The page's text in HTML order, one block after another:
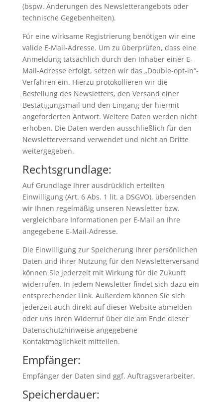
(bspw. Änderungen des Newsletterangebots oder
technische Gegebenheiten).
Für eine wirksame Registrierung benötigen wir eine
valide E-Mail-Adresse. Um zu überprüfen, dass eine
Anmeldung tatsächlich durch den Inhaber einer E-
Mail-Adresse erfolgt, setzen wir das „Double-opt-in“-
Verfahren ein. Hierzu protokollieren wir die
Bestellung des Newsletters, den Versand einer
Bestätigungsmail und den Eingang der hiermit
angeforderten Antwort. Weitere Daten werden nicht
erhoben. Die Daten werden ausschließlich für den
Newsletterversand verwendet und nicht an Dritte
weitergegeben.
Rechtsgrundlage:
Auf Grundlage Ihrer ausdrücklich erteilten
Einwilligung (Art. 6 Abs. 1 lit. a DSGVO), übersenden
wir Ihnen regelmäßig unseren Newsletter bzw.
vergleichbare Informationen per E-Mail an Ihre
angegebene E-Mail-Adresse.
Die Einwilligung zur Speicherung Ihrer persönlichen
Daten und ihrer Nutzung für den Newsletterversand
können Sie jederzeit mit Wirkung für die Zukunft
widerrufen. In jedem Newsletter findet sich dazu ein
entsprechender Link. Außerdem können Sie sich
jederzeit auch direkt auf dieser Website abmelden
oder uns Ihren Widerruf über die am Ende dieser
Datenschutzhinweise angegebene
Kontaktmöglichkeit mitteilen.
Empfänger:
Empfänger der Daten sind ggf. Auftragsverarbeiter.
Speicherdauer: